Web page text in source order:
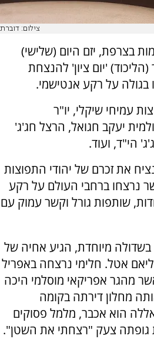
צילום: דוברת
בצרפת, יזם היום (שלישי)
'יום ציון' להנצחת
בגולה על רקע אנטישמי.
עמיחי שיקלי, יו"ר
יעקב חגואל, הרצל חג'ג'
הי"ד, ועוד.
את זכרם של יהודי התפוצות
נרצחו ברחבי העולם על רקע
שותפות גורל וקשר עמוק עם
מיוחדת, הגיע אחיה של
אטל. חלימי נרצחה באפריל
כאשר מהגר אפריקאי מוסלמי היכה
מחלון דירתה בקומה
הוא אכבר, מלמל פסוקים
גופתה צעק "רצחתי את השטן".